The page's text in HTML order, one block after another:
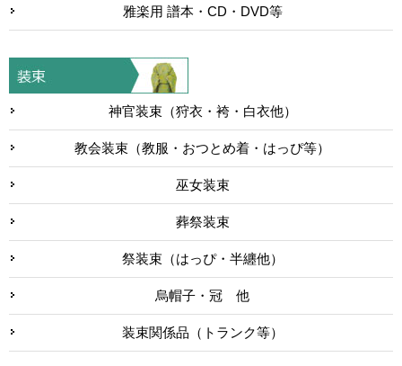
雅楽用 譜本・CD・DVD等
神官装束（狩衣・袴・白衣他）
教会装束（教服・おつとめ着・はっぴ等）
巫女装束
葬祭装束
祭装束（はっぴ・半纏他）
烏帽子・冠 他
装束関係品（トランク等）